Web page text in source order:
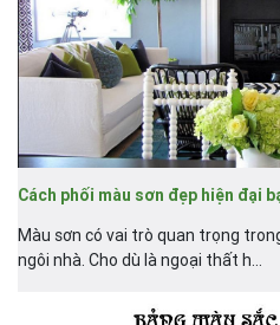
Cách phối màu sơn đẹp hiện đại
Màu sơn có vai trò quan trọng
ngôi nhà. Cho dù là ngoại thất h...